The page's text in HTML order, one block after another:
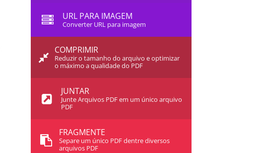
URL PARA IMAGEM
Converter URL para imagem
COMPRIMIR
Reduzir o tamanho do arquivo e optimizar
o máximo a qualidade do PDF
JUNTAR
Junte Arquivos PDF em um único arquivo
PDF
FRAGMENTE
Separe um único PDF dentre diversos
arquivos PDF